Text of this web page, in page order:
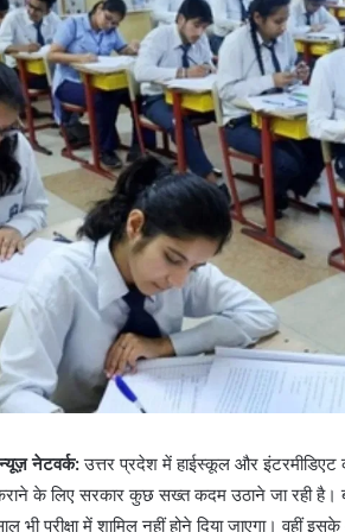
नेटवर्क:उत्तर प्रदेश में हाईस्कूल और इंटरमीडिएट
के लिए सरकार कुछ सख्त कदम उठाने जा रही है।
भी परीक्षा में शामिल नहीं होने दिया जाएगा।
को
राहत
की